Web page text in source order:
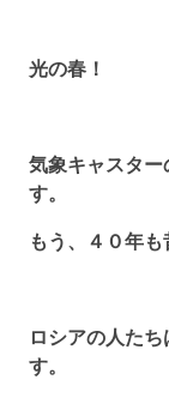
光の春！
気象キャスタ
す。
もう、４０年も
ロシアの人た
す。